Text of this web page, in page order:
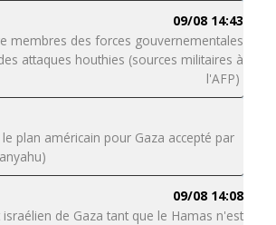
09/08 14:43
membres des forces gouvernementales
attaques houthies (sources militaires à
l'AFP)
plan américain pour Gaza accepté par
09/08 14:08
israélien de Gaza tant que le Hamas n'est